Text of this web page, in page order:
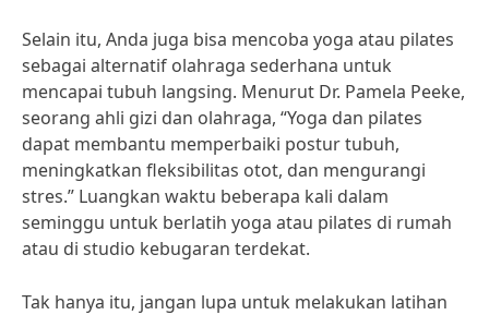
Selain itu, Anda juga bisa mencoba yoga atau pilates
sebagai alternatif olahraga sederhana untuk
mencapai tubuh langsing. Menurut Dr. Pamela Peeke,
seorang ahli gizi dan olahraga, “Yoga dan pilates
dapat membantu memperbaiki postur tubuh,
meningkatkan fleksibilitas otot, dan mengurangi
stres.” Luangkan waktu beberapa kali dalam
seminggu untuk berlatih yoga atau pilates di rumah
atau di studio kebugaran terdekat.
Tak hanya itu, jangan lupa untuk melakukan latihan